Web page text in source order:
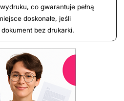
co gwarantuje pełną
doskonałe, jeśli
bez drukarki.